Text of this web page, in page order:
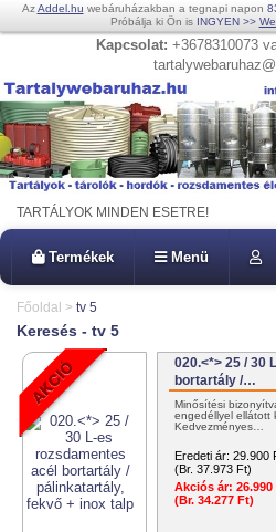
AzAddel.hu webáruházakban a tegnapi napon
Próbálja ki Ön is INGYEN >>
Kapcsolat: +3678310073
TARTÁLYOK MINDEN ESETRE!
Termékek Menü
Főoldal > tv 5
Keresés - tv 5
020.<*> 25 / 30
bortartály /…
Minősítési
engedéllyel ellátott
Kedvezményes…
Eredeti ár: 29.900
(Br. 37.973 Ft)
Akciós ár:
(Br. 34.277 Ft)